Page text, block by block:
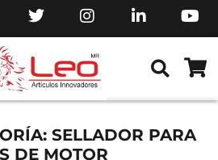
SELLADOR PARA
DE MOTOR